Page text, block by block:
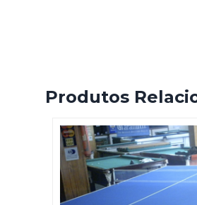
Produtos